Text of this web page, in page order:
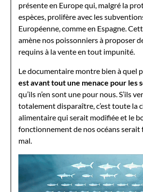
présente en Europe qui, malgré la
espèces, prolifère avec les
Européenne, comme en Espagne.
amène nos poissonniers à proposer
requins à la vente en tout impunité.
Le documentaire montre bien à quel
est avant tout une menace pour les
qu’ils n’en sont une pour nous. S’ils
totalement disparaître, c’est toute la
alimentaire qui serait modifiée et le
fonctionnement de nos océans
mal.